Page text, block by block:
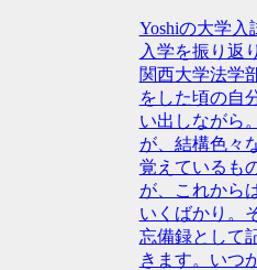
Yoshiの大学入
入学を振り返
関西大学法学
をした頃の自
い出しながら
が、結構色々
覚えているも
が、これから
いくばかり。
忘備録として
きます。いつ